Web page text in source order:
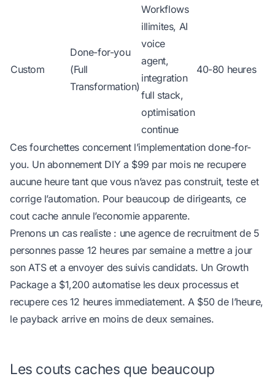
Custom
Done-for-you
(Full
Transformation)
Workflows
illimites, AI
voice
agent,
integration
full stack,
optimisation
continue
40-80 heures
Ces fourchettes concernent l’implementation done-for-
you. Un abonnement DIY a $99 par mois ne recupere
aucune heure tant que vous n’avez pas construit, teste et
corrige l’automation. Pour beaucoup de dirigeants, ce
cout cache annule l’economie apparente.
Prenons un cas realiste : une agence de recruitment de 5
personnes passe 12 heures par semaine a mettre a jour
son ATS et a envoyer des suivis candidats. Un Growth
Package a $1,200 automatise les deux processus et
recupere ces 12 heures immediatement. A $50 de l’heure,
le payback arrive en moins de deux semaines.
Les couts caches que beaucoup